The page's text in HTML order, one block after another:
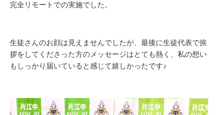
完全リモートでの実施でした。
生徒さんのお顔は見えませんでしたが、最後に生徒代表で挨
拶をしてくださった方のメッセージはとても熱く、私の想い
もしっかり届いていると感じて嬉しかったです♪